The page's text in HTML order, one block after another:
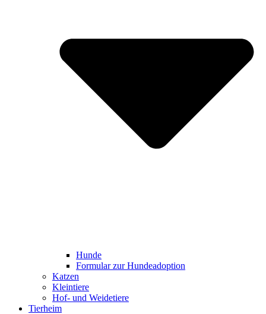
Hunde
Formular zur Hundeadoption
Katzen
Kleintiere
Hof- und Weidetiere
Tierheim